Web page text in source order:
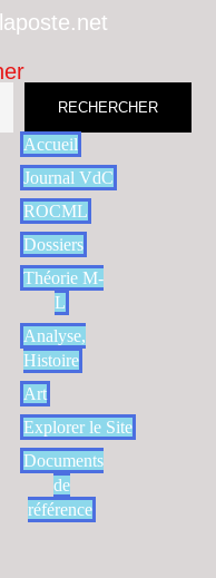
RECHERCHER
Accueil
Journal VdC
ROCML
Dossiers
Théorie M-
L
Analyse,
Histoire
Art
Explorer le Site
Documents
de
référence